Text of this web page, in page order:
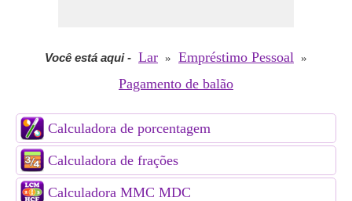
Você está aqui- Lar » Empréstimo Pessoal »
Pagamento de balão
Calculadora de porcentagem
Calculadora de frações
Calculadora MMC MDC